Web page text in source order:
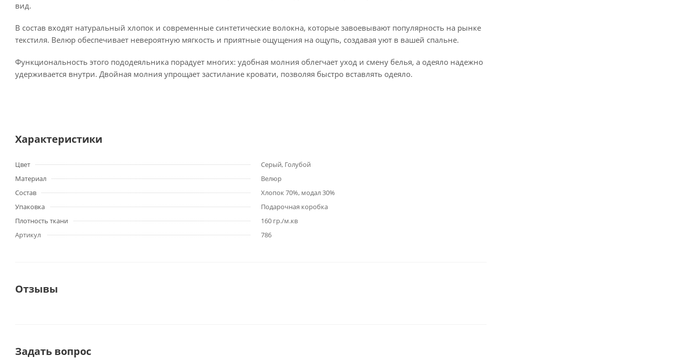
вид.
В состав входят натуральный хлопок и современные синтетические волокна, которые завоевывают популярность на рынке
текстиля. Велюр обеспечивает невероятную мягкость и приятные ощущения на ощупь, создавая уют в вашей спальне.
Функциональность этого пододеяльника порадует многих: удобная молния облегчает уход и смену белья, а одеяло надежно
удерживается внутри. Двойная молния упрощает застилание кровати, позволяя быстро вставлять одеяло.
Характеристики
Цвет
Серый, Голубой
Материал
Велюр
Состав
Хлопок 70%, модал 30%
Упаковка
Подарочная коробка
Плотность ткани
160 гр./м.кв
Артикул
786
Отзывы
Задать вопрос